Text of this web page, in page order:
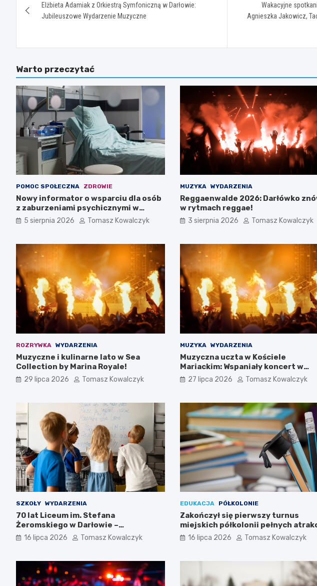
wpisuElżbieta Adamiak z Orkiestrą Symfoniczną w Darłowie:
Jubileuszowe Wydarzenie Muzyczne
Wakacyjne
Agnieszka Jakowicz,
Warto przeczytać
POMOC SPOŁECZNA ZDROWIE
Nowy informator o wsparciu dla osób
z zaburzeniami psychicznymi w
Zachodniopomorskiem na 2026 rok
5 sierpnia 2026 Tomasz Kowalczyk
MUZYKA WYDARZENIA
Reggaenwalde 2026: Darłówko
w rytmach reggae!
3 sierpnia 2026 Tomasz Kowalczyk
ROZRYWKA WYDARZENIA
Muzyczne i kulinarne lato w Sea
Collection by Marina Royale!
29 lipca 2026 Tomasz Kowalczyk
MUZYKA WYDARZENIA
Muzyczna uczta w Kościele
Mariackim: Wspaniały koncert w
Darłowie
27 lipca 2026 Tomasz Kowalczyk
SZKOŁY WYDARZENIA
70 lat Liceum im. Stefana
Żeromskiego w Darłowie –
Świętujemy razem!
16 lipca 2026 Tomasz Kowalczyk
EDUKACJA PÓŁKOLONIE
Zakończył się pierwszy turnus
miejskich półkolonii pełnych
16 lipca 2026 Tomasz Kowalczyk